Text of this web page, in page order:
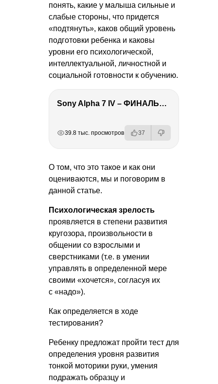
понять, какие у малыша сильные и
слабые стороны, что придется
«подтянуть», каков общий уровень
подготовки ребенка и каковы
уровни его психологической,
интеллектуальной, личностной и
социальной готовности к обучению.
Sony Alpha 7 IV – ФИНАЛЬНЫЙ ОБЗОР
39.8 тыс. просмотров 37
О том, что это такое и как они
оцениваются, мы и поговорим в
данной статье.
Психологическая зрелость
проявляется в степени развития
кругозора, произвольности в
общении со взрослыми и
сверстниками (т.е. в умении
управлять в определенной мере
своими «хочется», согласуя их
с «надо»).
Как определяется в ходе
тестирования?
Ребенку предложат пройти тест для
определения уровня развития
тонкой моторики руки, умения
подражать образцу и